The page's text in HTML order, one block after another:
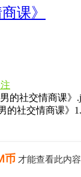
课》
币 才能查看此内容